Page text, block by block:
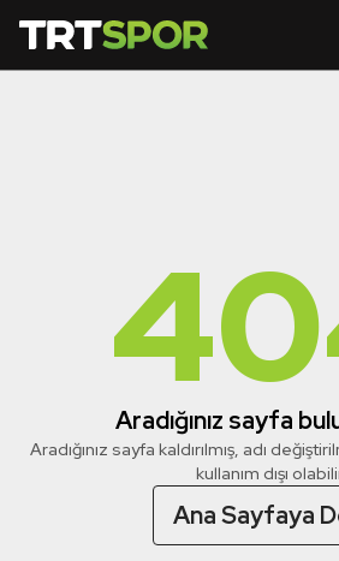
Aradığınız sayfa
Aradığınız sayfa kaldırılmış, adı
kullanım dışı
Ana Sayfaya